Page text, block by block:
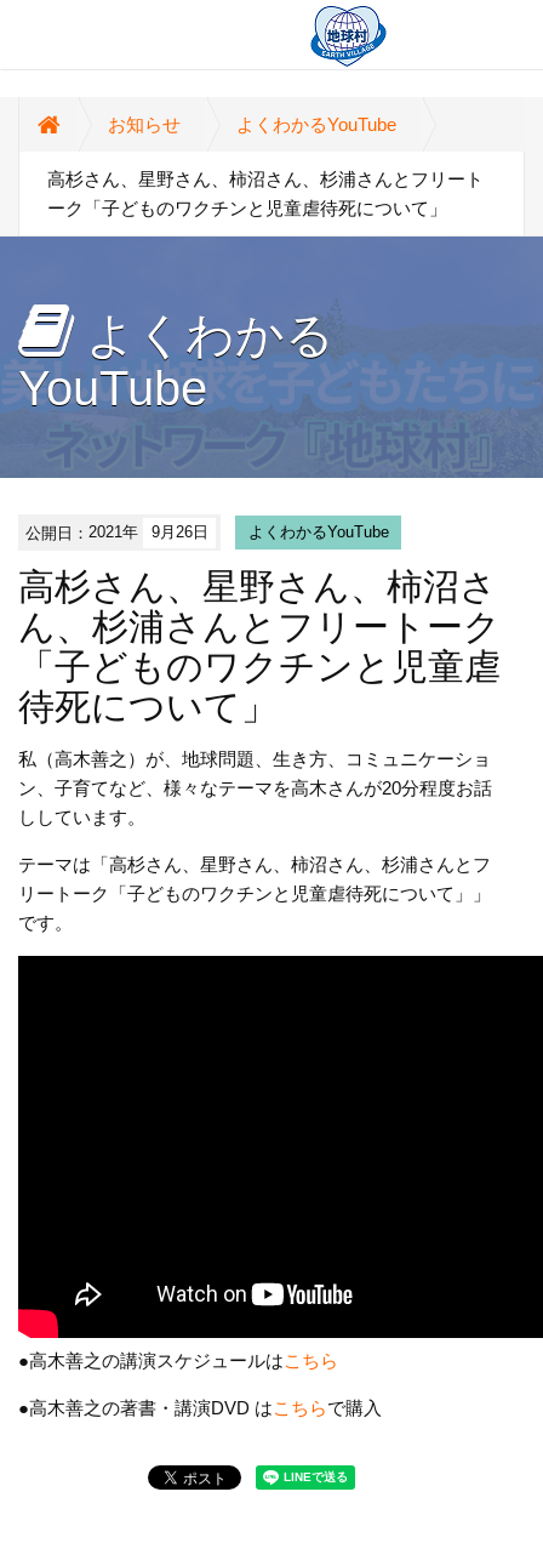
お知らせ よくわかるYouTube
高杉さん、星野さん、柿沼さん、杉浦さんとフリート
ーク「子どものワクチンと児童虐待死について」
よくわかる
YouTube
公開日：2021年 9月26日 よくわかるYouTube
高杉さん、星野さん、柿沼さ
ん、杉浦さんとフリートーク
「子どものワクチンと児童虐
待死について」
私（高木善之）が、地球問題、生き方、コミュニケーショ
ン、子育てなど、様々なテーマを高木さんが20分程度お話
ししています。
テーマは「高杉さん、星野さん、柿沼さん、杉浦さんとフ
リートーク「子どものワクチンと児童虐待死について」」
です。
●高木善之の講演スケジュールはこちら
●高木善之の著書・講演DVD はこちらで購入